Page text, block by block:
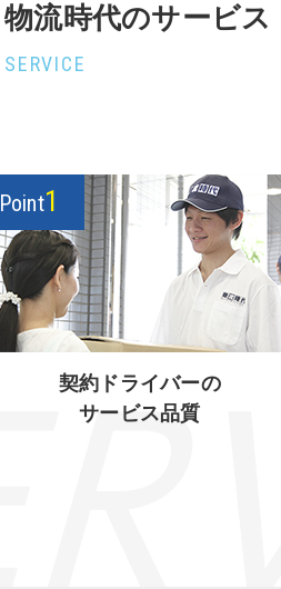
物流時代のサービス
SERVICE
Point1
契約ドライバーの
サービス品質